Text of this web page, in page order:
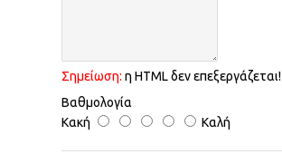
Σημείωση: η HTML δεν επεξεργάζεται!
Βαθμολογία
Κακή
Καλή